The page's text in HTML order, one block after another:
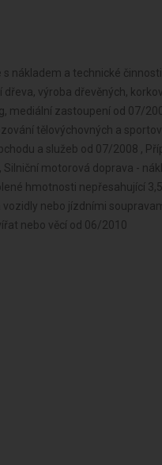
nákladem a technické
výroba dřevěných,
mediální zastoupení od 07/
tělovýchovných a
a služeb od 07/2008 ,
motorová doprava -
hmotnosti nepřesahující
nebo jízdními
nebo věcí od 06/2010